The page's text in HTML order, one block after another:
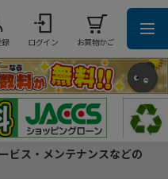
ログイン お買物かご
ビス・メンテナンスなどの